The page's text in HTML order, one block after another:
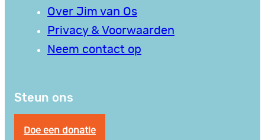
Over Jim van Os
Privacy & Voorwaarden
Neem contact op
Steun ons
Doe een donatie